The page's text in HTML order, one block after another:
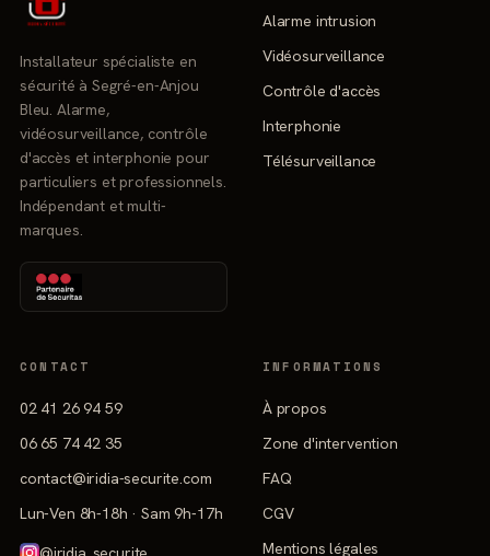
Installateur spécialiste en
sécurité à Segré-en-Anjou
Bleu. Alarme,
vidéosurveillance, contrôle
d'accès et interphonie pour
particuliers et professionnels.
Indépendant et multi-
marques.
Alarme intrusion
Vidéosurveillance
Contrôle d'accès
Interphonie
Télésurveillance
CONTACT
02 41 26 94 59
06 65 74 42 35
contact@iridia-securite.com
Lun-Ven 8h-18h · Sam 9h-17h
INFORMATIONS
À propos
Zone d'intervention
FAQ
CGV
Mentions légales